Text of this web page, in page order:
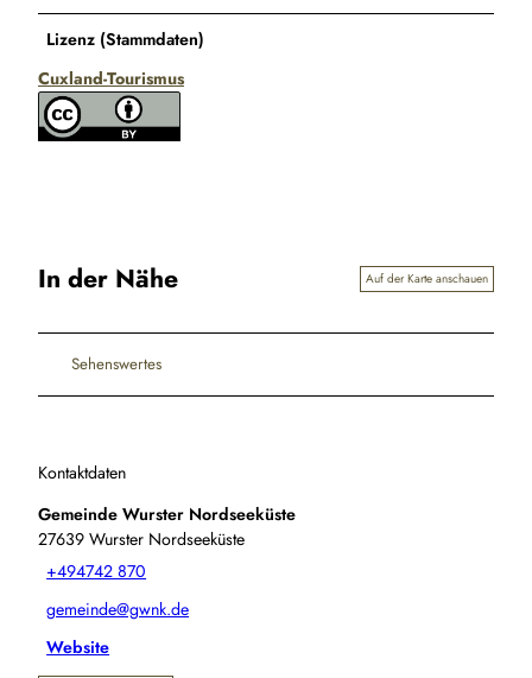
Lizenz (Stammdaten)
Cuxland-Tourismus
In der Nähe Auf der Karte anschauen
Sehenswertes
Kontaktdaten
Gemeinde Wurster Nordseeküste
27639 Wurster Nordseeküste
+494742 870
gemeinde@gwnk.de
Website